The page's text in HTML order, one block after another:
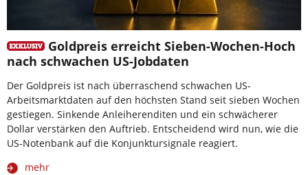
Goldpreis erreicht Sieben-Wochen-Hoch
nach schwachen US-Jobdaten
Der Goldpreis ist nach überraschend schwachen US-
Arbeitsmarktdaten auf den höchsten Stand seit sieben Wochen
gestiegen. Sinkende Anleiherenditen und ein schwächerer
Dollar verstärken den Auftrieb. Entscheidend wird nun, wie die
US-Notenbank auf die Konjunktursignale reagiert.
mehr